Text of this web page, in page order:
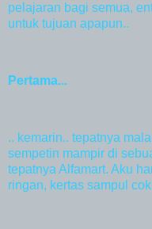
pelajaran bagi semua,
untuk tujuan apapun..
Pertama...
.. kemarin.. tepatnya
sempetin mampir di
tepatnya Alfamart. Aku
ringan, kertas sampul